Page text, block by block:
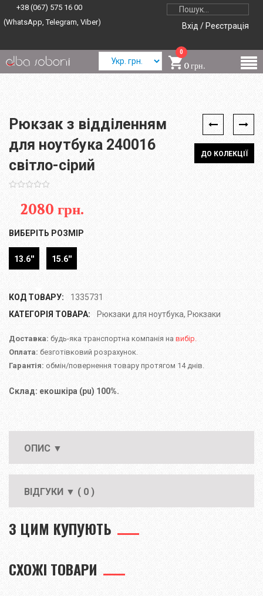
+38 (067) 575 16 00
(WhatsApp, Telegram, Viber)
Вхід / Реєстрація
0
0 грн.
ДО КОЛЕКЦІЇ
Рюкзак з відділенням
для ноутбука 240016
світло-сірий
2080 грн.
ВИБЕРІТЬ РОЗМІР
13.6'' 15.6''
КОД ТОВАРУ:
1335731
КАТЕГОРІЯ ТОВАРА:
Рюкзаки для ноутбука, Рюкзаки
Доставка: будь-яка транспортна компанія на вибір.
Оплата: безготівковий розрахунок.
Гарантія: обмін/повернення товару протягом 14 днів.
Склад: екошкіра (pu) 100%.
ОПИС ▼
ВІДГУКИ ▼ ( 0 )
З ЦИМ КУПУЮТЬ
СХОЖІ ТОВАРИ